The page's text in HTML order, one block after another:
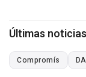
Últimas
Compromís